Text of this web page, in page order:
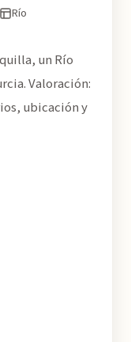
Río
un Río
Valoración:
ubicación y